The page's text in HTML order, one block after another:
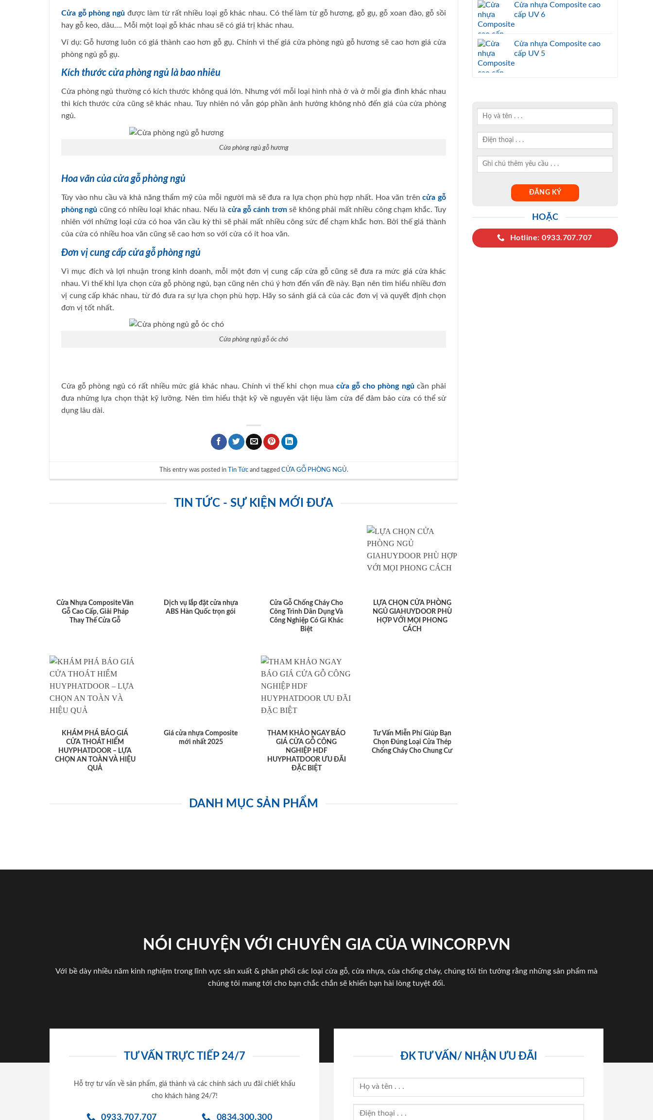
Cửa gỗ phòng ngủ được làm từ rất nhiều loại gỗ khác nhau. Có thể làm từ gỗ hương, gỗ gụ, gỗ xoan đào, gỗ sồi
hay gỗ keo, dâu…. Mỗi một loại gỗ khác nhau sẽ có giá trị khác nhau.
Ví dụ: Gỗ hương luôn có giá thành cao hơn gỗ gụ. Chính vì thế giá cửa phòng ngủ gỗ hương sẽ cao hơn giá cửa
phòng ngủ gỗ gụ.
Kích thước cửa phòng ngủ là bao nhiêu
Cửa phòng ngủ thường có kích thước không quá lớn. Nhưng với mỗi loại hình nhà ở và ở mỗi gia đình khác nhau
thì kích thước cửa cũng sẽ khác nhau. Tuy nhiên nó vẫn góp phần ảnh hưởng không nhỏ đến giá của cửa phòng
ngủ.
Cửa phòng ngủ gỗ hương
Hoa văn của cửa gỗ phòng ngủ
Tùy vào nhu cầu và khả năng thẩm mỹ của mỗi người mà sẽ đưa ra lựa chọn phù hợp nhất. Hoa văn trêncửa gỗ
phòng ngủ cũng có nhiều loại khác nhau. Nếu là cửa gỗ cánh trơnsẽ không phải mất nhiều công chạm khắc. Tuy
nhiên với những loại cửa có hoa văn cầu kỳ thì sẽ phải mất nhiều công sức để chạm khắc hơn. Bởi thế giá thành
của cửa có nhiều hoa văn cũng sẽ cao hơn so với cửa có ít hoa văn.
Đơn vị cung cấp cửa gỗ phòng ngủ
Vì mục đích và lợi nhuận trong kinh doanh, mỗi một đơn vị cung cấp cửa gỗ cũng sẽ đưa ra mức giá cửa khác
nhau. Vì thế khi lựa chọn cửa gỗ phòng ngủ, bạn cũng nên chú ý hơn đến vấn đề này. Bạn nên tìm hiểu nhiều đơn
vị cung cấp khác nhau, từ đó đưa ra sự lựa chọn phù hợp. Hãy so sánh giá cả của các đơn vị và quyết định chọn
đơn vị tốt nhất.
Cửa phòng ngủ gỗ óc chó
Cửa gỗ phòng ngủ có rất nhiều mức giá khác nhau. Chính vì thế khi chọn mua cửa gỗ cho phòng ngủ cần phải
đưa những lựa chọn thật kỹ lưỡng. Nên tìm hiểu thật kỹ về nguyên vật liệu làm cửa để đảm bảo cừa có thể sử
dụng lâu dài.
This entry was posted in Tin Tứcand tagged CỬA GỖ PHÒNG NGỦ.
TIN TỨC - SỰ KIỆN MỚI ĐƯA
Cửa Nhựa Composite Vân
Gỗ Cao Cấp, Giải Pháp
Thay Thế Cửa Gỗ
Dịch vụ lắp đặt cửa nhựa
ABS Hàn Quốc trọn gói
Cửa Gỗ Chống Cháy Cho
Công Trình Dân Dụng Và
Công Nghiệp Có Gì Khác
Biệt
LỰA CHỌN CỬA PHÒNG
NGỦ GIAHUYDOOR PHÙ
HỢP VỚI MỌI PHONG
CÁCH
KHÁM PHÁ BÁO GIÁ
CỬA THOÁT HIỂM
HUYPHATDOOR – LỰA
CHỌN AN TOÀN VÀ HIỆU
QUẢ
Giá cửa nhựa Composite
mới nhất 2025
THAM KHẢO NGAY BÁO
GIÁ CỬA GỖ CÔNG
NGHIỆP HDF
HUYPHATDOOR ƯU ĐÃI
ĐẶC BIỆT
Tư Vấn Miễn Phí Giúp Bạn
Chọn Đúng Loại Cửa Thép
Chống Cháy Cho Chung Cư
DANH MỤC SẢN PHẨM
Cửa nhựa Composite cao
cấp UV 6
Cửa nhựa Composite cao
cấp UV 5
HOẶC
Hotline: 0933.707.707
NÓI CHUYỆN VỚI CHUYÊN GIA CỦA WINCORP.VN
Với bề dày nhiều năm kinh nghiệm trong lĩnh vực sản xuất & phân phối các loại cửa gỗ, cửa nhựa, của chống cháy, chúng tôi tin tưởng rằng những sản phẩm mà
chúng tôi mang tới cho bạn chắc chắn sẽ khiến bạn hài lòng tuyệt đối.
TƯ VẤN TRỰC TIẾP 24/7
Hỗ trợ tư vấn về sản phẩm, giá thành và các chính sách ưu đãi chiết khấu
cho khách hàng 24/7!
0933.707.707 0834.300.300
ĐK TƯ VẤN/ NHẬN ƯU ĐÃI